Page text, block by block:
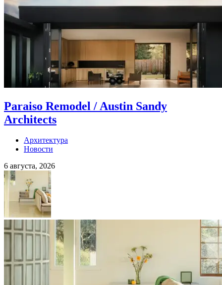
Paraiso Remodel / Austin Sandy
Architects
Архитектура
Новости
6 августа, 2026